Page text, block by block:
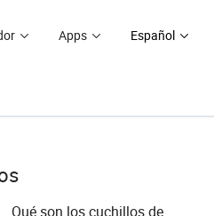
Apps Español
Qué son los cuchillos de